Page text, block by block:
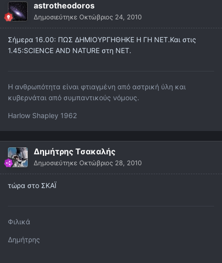
astrotheodoros
Δημοσιεύτηκε Οκτώβριος 24, 2010
Σήμερα 16.00: ΠΩΣ ΔΗΜΙΟΥΡΓΗΘΗΚΕ Η ΓΗ ΝΕΤ.Και στις
1.45:SCIENCE AND NATURE στη ΝΕΤ.
Η ανθρωπότητα είναι φτιαγμένη από αστρική ύλη και
κυβερνάται από συμπαντικούς νόμους.
Harlow Shapley 1962
Δημήτρης Τσακαλής
Δημοσιεύτηκε Οκτώβριος 28, 2010
τώρα στο ΣΚΑΪ
Φιλικά
Δημήτρης